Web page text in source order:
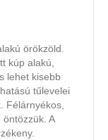
örökzöld.
kúp alakú,
lehet kisebb
tűlevelei
Félárnyékos,
A